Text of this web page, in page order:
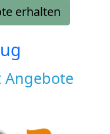
erhalten
Angebote